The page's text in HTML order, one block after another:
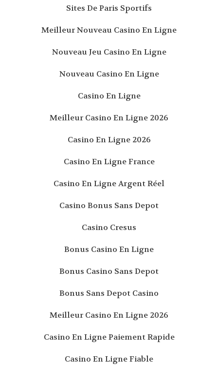
Sites De Paris Sportifs
Meilleur Nouveau Casino En Ligne
Nouveau Jeu Casino En Ligne
Nouveau Casino En Ligne
Casino En Ligne
Meilleur Casino En Ligne 2026
Casino En Ligne 2026
Casino En Ligne France
Casino En Ligne Argent Réel
Casino Bonus Sans Depot
Casino Cresus
Bonus Casino En Ligne
Bonus Casino Sans Depot
Bonus Sans Depot Casino
Meilleur Casino En Ligne 2026
Casino En Ligne Paiement Rapide
Casino En Ligne Fiable